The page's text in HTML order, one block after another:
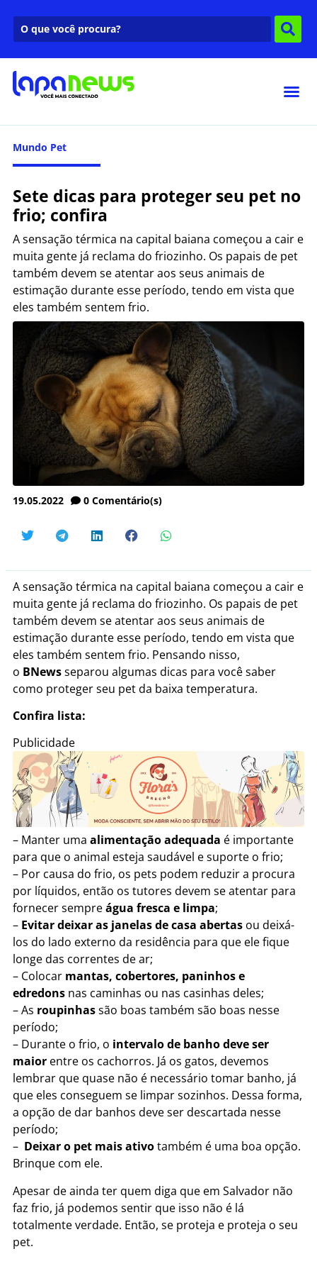
Mundo Pet
Sete dicas para proteger seu pet no
frio; confira
A sensação térmica na capital baiana começou a cair e
muita gente já reclama do friozinho. Os papais de pet
também devem se atentar aos seus animais de
estimação durante esse período, tendo em vista que
eles também sentem frio.
19.05.2022 0 Comentário(s)
A sensação térmica na capital baiana começou a cair e
muita gente já reclama do friozinho. Os papais de pet
também devem se atentar aos seus animais de
estimação durante esse período, tendo em vista que
eles também sentem frio. Pensando nisso,
o BNewsseparou algumas dicas para você saber
como proteger seu pet da baixa temperatura.
Confira lista:
Publicidade
– Manter uma alimentação adequada é importante
para que o animal esteja saudável e suporte o frio;
– Por causa do frio, os pets podem reduzir a procura
por líquidos, então os tutores devem se atentar para
fornecer sempreágua fresca e limpa;
– Evitar deixar as janelas de casa abertas ou deixá-
los do lado externo da residência para que ele fique
longe das correntes de ar;
– Colocar mantas, cobertores, paninhos e
edredons nas caminhas ou nas casinhas deles;
– As roupinhassão boas também são boas nesse
período;
– Durante o frio, o intervalo de banho deve ser
maior entre os cachorros. Já os gatos, devemos
lembrar que quase não é necessário tomar banho, já
que eles conseguem se limpar sozinhos. Dessa forma,
a opção de dar banhos deve ser descartada nesse
período;
– Deixar o pet mais ativotambém é uma boa opção.
Brinque com ele.
Apesar de ainda ter quem diga que em Salvador não
faz frio, já podemos sentir que isso não é lá
totalmente verdade. Então, se proteja e proteja o seu
pet.